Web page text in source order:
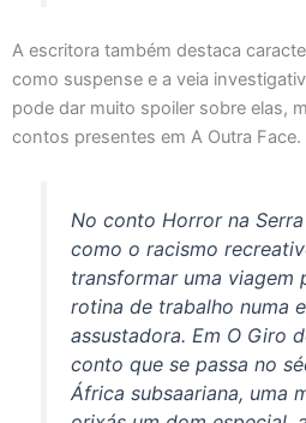
A escritora também destaca
como suspense e a veia
pode dar muito spoiler sobre elas,
contos presentes em A Outra Face.
No conto Horror na Serra
como o racismo
transformar uma viagem
rotina de trabalho numa
assustadora. Em O Giro
conto que se passa no
África subsaariana, uma